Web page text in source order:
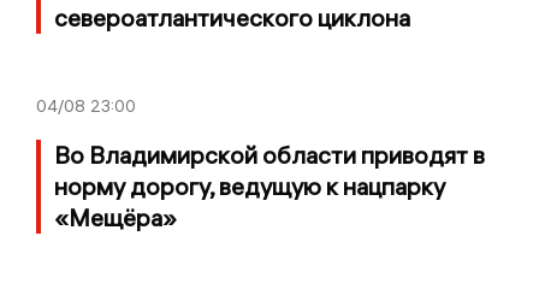
североатлантического циклона
04/08 23:00
Во Владимирской области приводят в
норму дорогу, ведущую к нацпарку
«Мещёра»